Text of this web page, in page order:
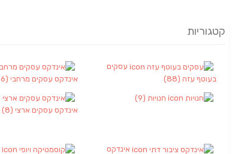
קטגוריות
עסקים
בעוטף עזה (88) אינדקס עסקים מרחבי (66)
חנויות (9)
אינדקס עסקים ארצי (8)
אינדקס